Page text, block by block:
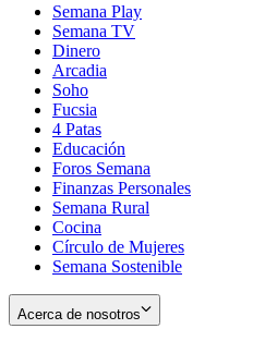
Semana Play
Semana TV
Dinero
Arcadia
Soho
in
new
window
Fucsia
in
new
window
4 Patas
Educación
Foros Semana
Finanzas Personales
Semana Rural
Cocina
Círculo de Mujeres
Semana Sostenible
Acerca de nosotros